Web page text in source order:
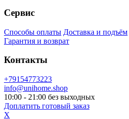
Сервис
Способы оплаты Доставка и подъём
Гарантия и возврат
Контакты
+79154773223
info@unihome.shop
10:00 - 21:00 без выходных
Доплатить готовый заказ
X